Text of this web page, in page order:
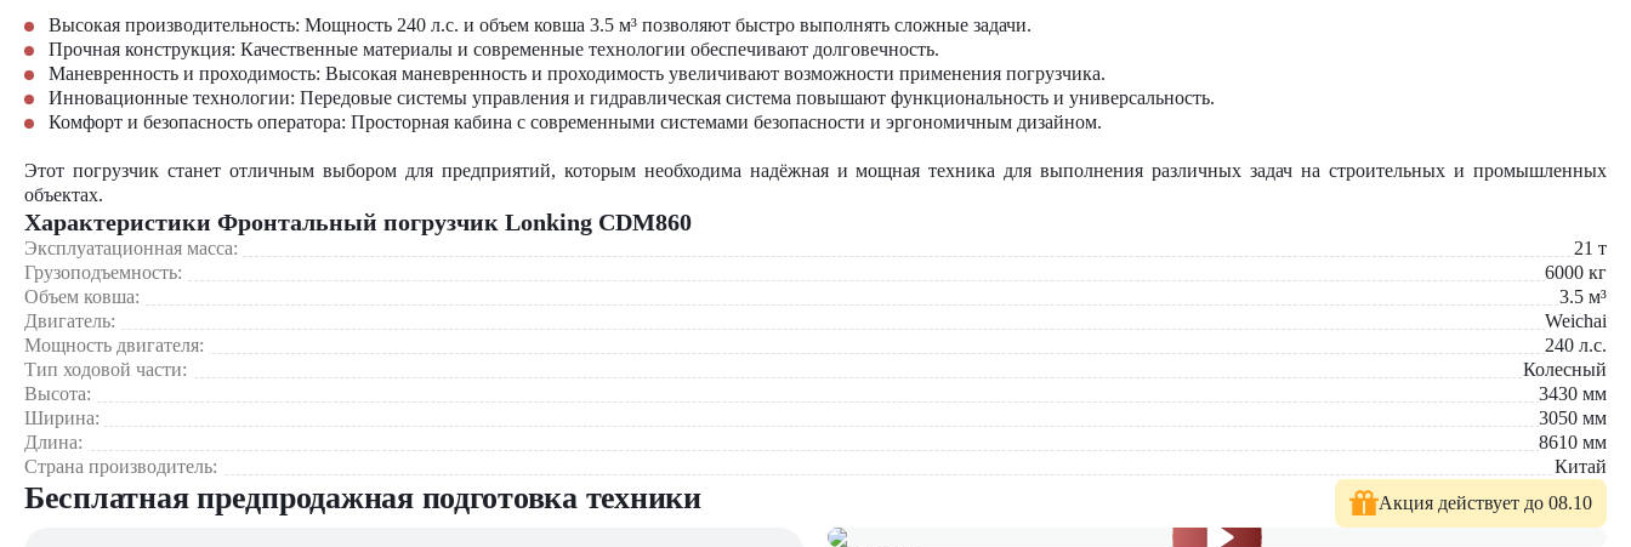
Высокая производительность: Мощность 240 л.с. и объем ковша 3.5 м³ позволяют быстро выполнять сложные задачи.
Прочная конструкция: Качественные материалы и современные технологии обеспечивают долговечность.
Маневренность и проходимость: Высокая маневренность и проходимость увеличивают возможности применения погрузчика.
Инновационные технологии: Передовые системы управления и гидравлическая система повышают функциональность и универсальность.
Комфорт и безопасность оператора: Просторная кабина с современными системами безопасности и эргономичным дизайном.
Этот погрузчик станет отличным выбором для предприятий, которым необходима надёжная и мощная техника для выполнения различных задач на строительных и промышленных
объектах.
Характеристики Фронтальный погрузчик Lonking CDM860
Эксплуатационная масса: 21 т
Грузоподъемность:
6000 кг
Объем ковша:
3.5 м³
Двигатель:
Weichai
Мощность двигателя:
240 л.с.
Тип ходовой части:
Колесный
Высота:
3430 мм
Ширина:
3050 мм
Длина:
8610 мм
Страна производитель:
Китай
Бесплатная предпродажная подготовка техники Акция действует до 08.10